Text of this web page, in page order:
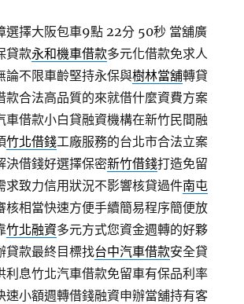
選擇大阪包車9點 22分 50秒 當舖廣
貸款永和機車借款多元化借款免求人
論不限車齡堅持永保與樹林當舖轉貸
款合法高品質的來就借什麼資費方案
車借款小白貸融資機構在新竹民間融
竹北借錢工廠服務的台北市合法立案
決借錢好選擇保密新竹借錢打造免留
求致力信用狀況不影響核貸過件南屯
核相當快速方便手續簡易程序簡便放
竹北融資多元方式您資金週轉的好夥
貸款最終目標找台中汽車借款安全貸
利息竹北汽車借款免留車有保品利率
速小額週轉借錢融資申辦當舖持有客